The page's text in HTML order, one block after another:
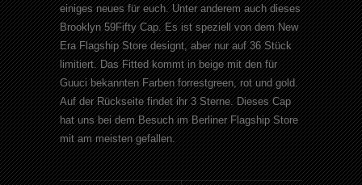
einiges neues für euch. Unter anderem auch dieses
Brooklyn 59Fifty Cap. Es ist speziell von dem New
Era Flagship Store designt, aber nur auf 36 Stück
limitiert. Das Fitted kommt in beige mit den für
Guuci bekannten Farben forrestgreen, rot und gold.
Auf der Rückseite findet ihr 3 Sterne. Dieses Cap
hat uns bei dem Besuch im Berliner Flagship Store
mit am meisten gefallen.